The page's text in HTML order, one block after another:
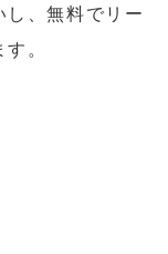
、無料でリー
。